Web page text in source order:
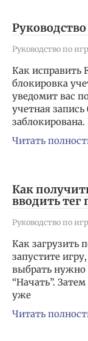
Руководство по
Как исправить
блокировка
уведомит вас
учетная
Читать
Как
вводить
Руководство по
Как загрузить
запустите
выбрать
“Начать”.
уже
Читать